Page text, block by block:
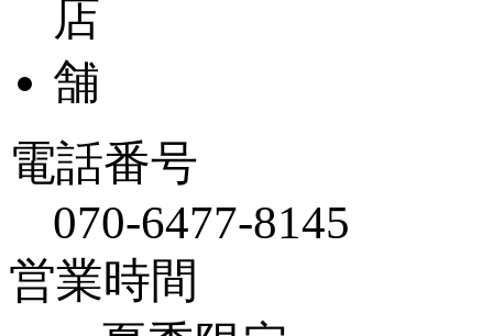
電話番号
070-6477-8145
営業時間